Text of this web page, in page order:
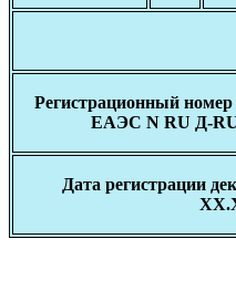
Регистрационный номер
ЕАЭС NRU Д-
Дата регистрации